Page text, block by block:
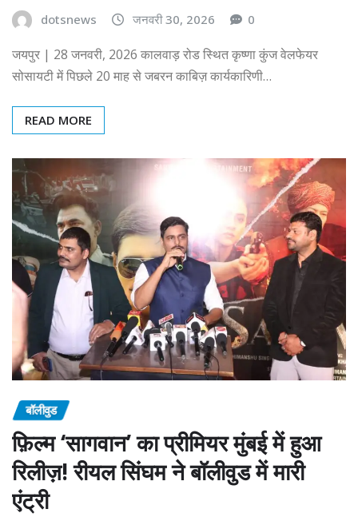
dotsnews जनवरी 30, 2026 0
जयपुर | 28 जनवरी, 2026 कालवाड़ रोड स्थित कृष्णा कुंज वेलफेयर
सोसायटी में पिछले 20 माह से जबरन काबिज़ कार्यकारिणी…
READ MORE
बॉलीवुड
फ़िल्म ‘सागवान’ का प्रीमियर मुंबई में हुआ
रिलीज़! रीयल सिंघम ने बॉलीवुड में मारी
एंट्री